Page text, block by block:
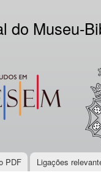
content
do Museu-
PDF Ligações